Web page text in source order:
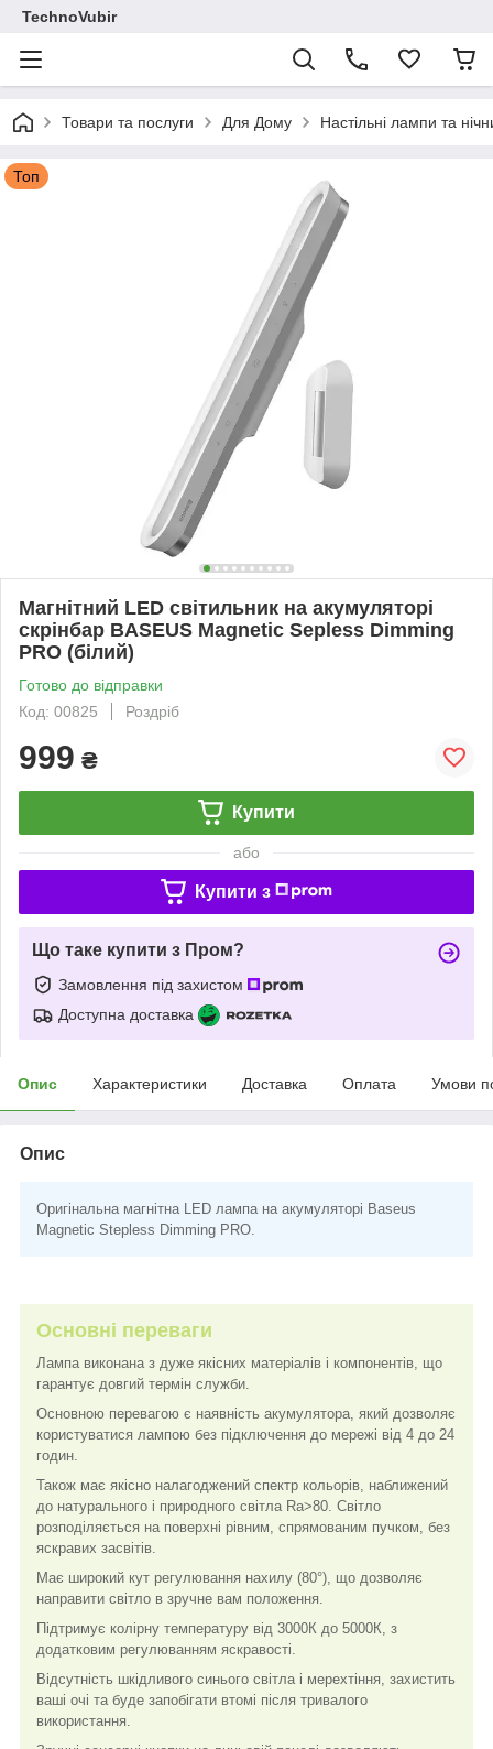
TechnoVubir
Товари та послуги Для Дому Настільні лампи та
Топ
Магнітний LED світильник на акумуляторі
скрінбар BASEUS Magnetic Sepless Dimming
PRO (білий)
Готово до відправки
Код: 00825
Роздріб
999 ₴
Купити
або
Купити з
Що таке купити з Пром?
Замовлення під захистом
Доступна доставка
Опис Характеристики Доставка Оплата Умови
Опис
Оригінальна магнітна LED лампа на акумуляторі Baseus
Magnetic Stepless Dimming PRO.
Основні переваги
Лампа виконана з дуже якісних матеріалів і компонентів, що
гарантує довгий термін служби.
Основною перевагою є наявність акумулятора, який дозволяє
користуватися лампою без підключення до мережі від 4 до 24
годин.
Також має якісно налагоджений спектр кольорів, наближений
до натурального і природного світла Ra>80. Світло
розподіляється на поверхні рівним, спрямованим пучком, без
яскравих засвітів.
Має широкий кут регулювання нахилу (80°), що дозволяє
направити світло в зручне вам положення.
Підтримує колірну температуру від 3000К до 5000К, з
додатковим регулюванням яскравості.
Відсутність шкідливого синього світла і мерехтіння, захистить
ваші очі та буде запобігати втомі після тривалого
використання.